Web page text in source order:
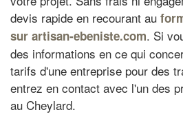
devis rapide en recourant au
sur artisan-ebeniste.com. Si
des informations en ce qui
tarifs d'une entreprise pour des
entrez en contact avec l'un des
au Cheylard.